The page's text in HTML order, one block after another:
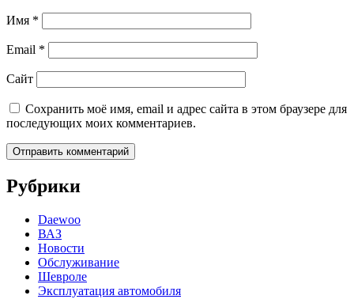
Имя *
Email *
Сайт
Сохранить моё имя, email и адрес сайта в этом браузере для
последующих моих комментариев.
Рубрики
Daewoo
ВАЗ
Новости
Обслуживание
Шевроле
Эксплуатация автомобиля